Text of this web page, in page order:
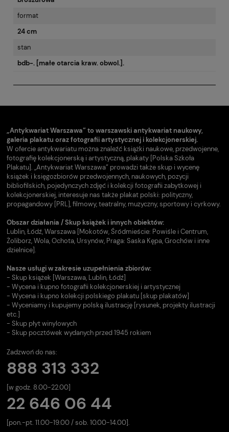
format
24 cm
stan
bdb-. [małe otarcia kraw. obwol.].
„Antykwariat Warszawa” to warszawski antykwariat naukowy,
galeria plakatu oraz fotografii artystycznej i kolekcjonerskiej.
W ofercie antykwariatu można znaleźć książki naukowe, przedwojenne,
fotografię kolekcjonerską i artystyczną, plakaty [Polska Szkoła
Plakatu]. „Antykwariat Warszawa” prowadzi także skup i wycenę
książek i księgozbiorów przedwojennych, naukowych, pozycji
bibliofilskich, pojedynczych zdjęć i kolekcji fotografii zabytkowej i
kolekcjonerskiej, interesuje nas także plakat polski: polityczny,
propagandowy [PRL], filmowy, teatralny, muzyczny, sportowy i cyrkowy.
Obszar działania / Skup książek i innych obiektów:
Lublin, Łódź, Warszawa [Mokotów, Śródmieście: Powiśle i Centrum,
Żoliborz, Wola, Ochota, Ursynów, Praga: Saska Kępa, Grochów i inne
dzielnice].
Nasze usługi w zakresie uzupełnienia zbiorów:
- Skup książek [Warszawa, Lublin, Łódź]
- Wycena i kupno fotografii kolekcjonerskiej i artystycznej
- Wycena i kupno kolekcji polskiego plakatu [skup plakatów]
- Wyceniamy i kupujemy polską ilustrację [rysunek, projekty ilustracji
etc.]
- Skup płyt winylowych
- Skup pocztówek wydanych przed 1945 rokiem
Zadzwoń do nas:
888 313 332
[w godz. 8.00-22.00]
22 646 06 44
[pon.-pt. 11.00-19.00 / sob. 10.00-14.00].